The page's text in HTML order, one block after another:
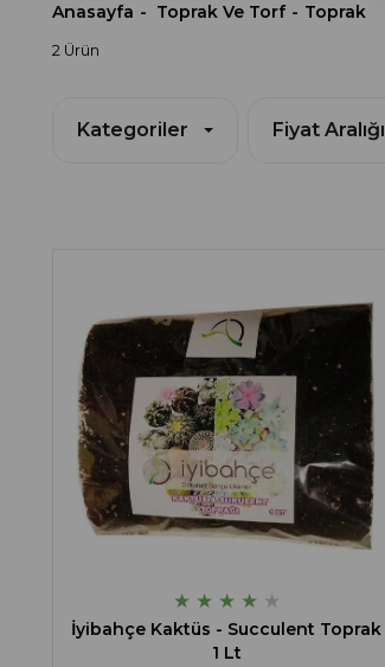
Anasayfa Toprak Ve Torf Toprak
2 Ürün
Kategoriler Fiyat Aralığı
★ ★ ★ ★ ★
İyibahçe Kaktüs - Succulent Toprak
1 Lt